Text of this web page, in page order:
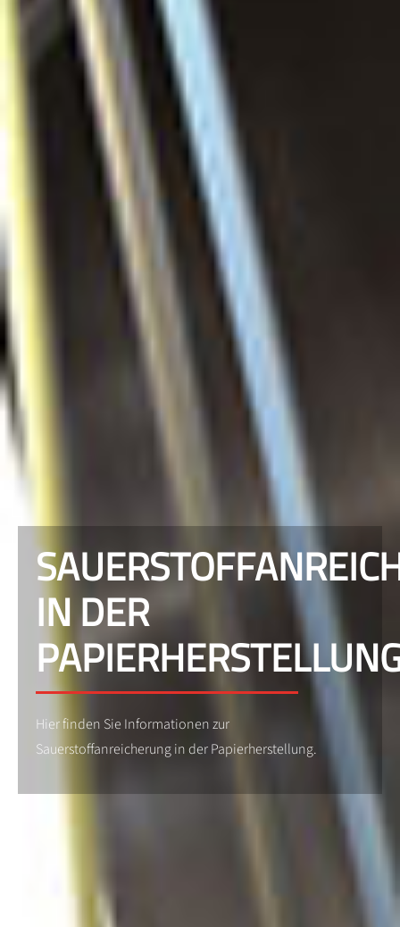
IN DER
Hier finden Sie Informationen zur
Sauerstoffanreicherung in der Papierherstellung.